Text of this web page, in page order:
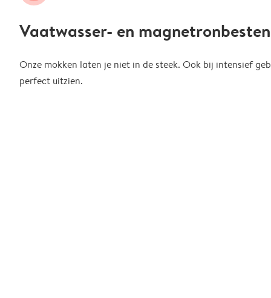
Vaatwasser- en
Onze mokken laten je niet in de steek. Ook bij intensief
perfect uitzien.